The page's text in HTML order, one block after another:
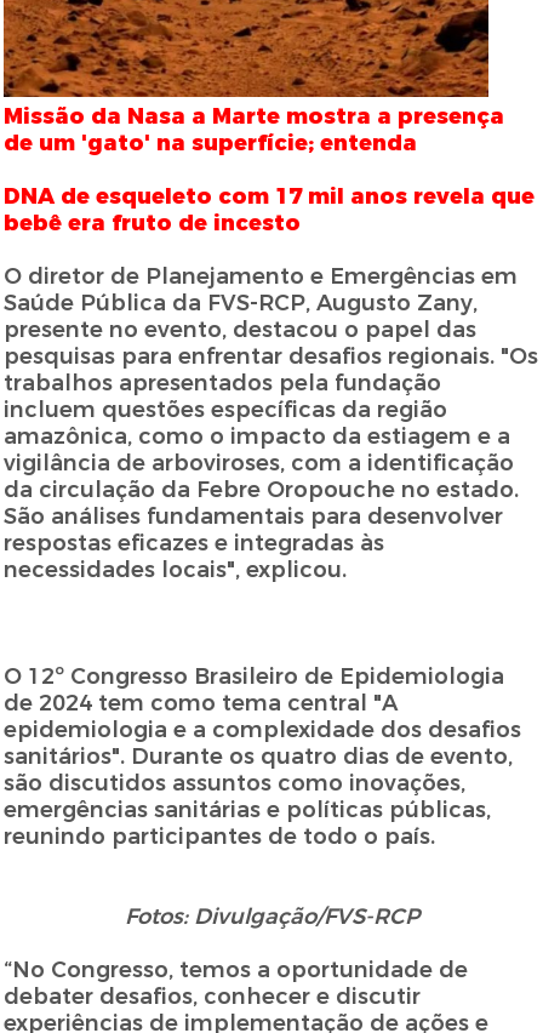
Missão da Nasa a Marte mostra a presença
de um 'gato' na superfície; entenda
DNA de esqueleto com 17 mil anos revela que
bebê era fruto de incesto
O diretor de Planejamento e Emergências em
Saúde Pública da FVS-RCP, Augusto Zany,
presente no evento, destacou o papel das
pesquisas para enfrentar desafios regionais. "Os
trabalhos apresentados pela fundação
incluem questões específicas da região
amazônica, como o impacto da estiagem e a
vigilância de arboviroses, com a identificação
da circulação da Febre Oropouche no estado.
São análises fundamentais para desenvolver
respostas eficazes e integradas às
necessidades locais", explicou.
O 12º Congresso Brasileiro de Epidemiologia
de 2024 tem como tema central "A
epidemiologia e a complexidade dos desafios
sanitários". Durante os quatro dias de evento,
são discutidos assuntos como inovações,
emergências sanitárias e políticas públicas,
reunindo participantes de todo o país.
Fotos: Divulgação/FVS-RCP
“No Congresso, temos a oportunidade de
debater desafios, conhecer e discutir
experiências de implementação de ações e